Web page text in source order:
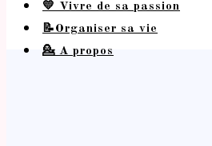
💛 Vivre de sa passion
📝Organiser sa vie
💁 A propos